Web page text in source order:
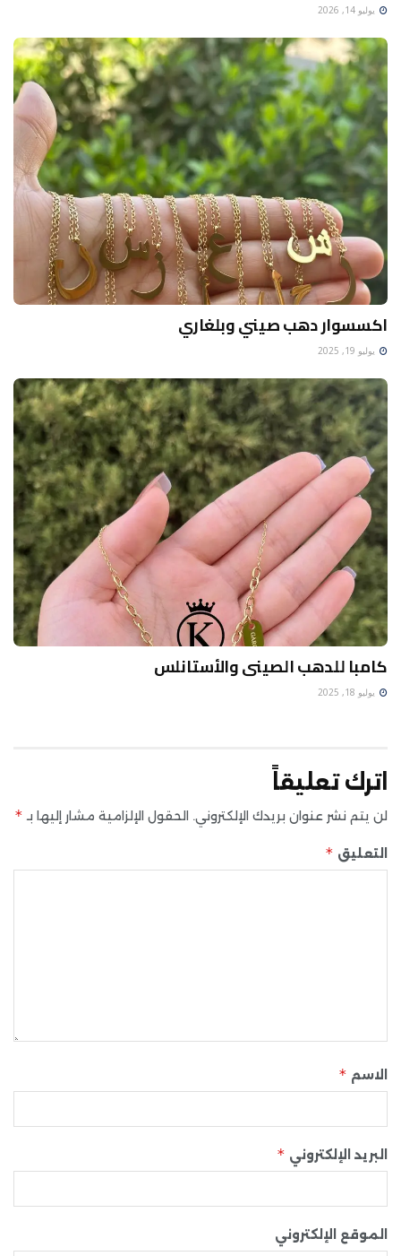
يوليو 14, 2026
اكسسوار دهب صيني وبلغاري
يوليو 19, 2025
كامبا للدهب الصينى والأستانلس
يوليو 18, 2025
اترك تعليقاً
لن يتم نشر عنوان بريدك الإلكتروني. الحقول الإلزامية مشار إليها بـ *
التعليق *
الاسم *
البريد الإلكتروني *
الموقع الإلكتروني